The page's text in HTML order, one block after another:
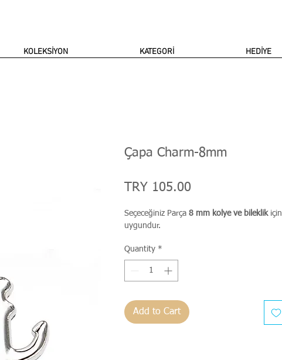
KOLEKSİYON KATEGORİ HEDİYE
Çapa Charm-8mm
TRY 105.00
Seçeceğiniz Parça 8 mm kolye ve bileklikiçin
uygundur.
Quantity *
Add to Cart